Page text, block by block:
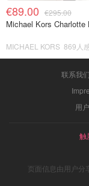
€89.00 €295.00
Michael Kors Charlotte
MICHAEL KORS 869人
联系我们
用
触
页面信息由用户